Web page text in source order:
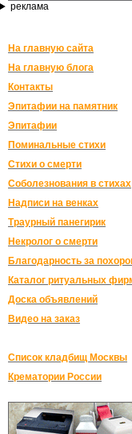
реклама
На главную сайта
На главную блога
Контакты
Эпитафии на памятник
Эпитафии
Поминальные стихи
Стихи о смерти
Соболезнования в стихах
Надписи на венках
Траурный панегирик
Некролог о смерти
Благодарность за
Каталог ритуальных
Доска объявлений
Видео на заказ
Список кладбищ Москвы
Крематории России